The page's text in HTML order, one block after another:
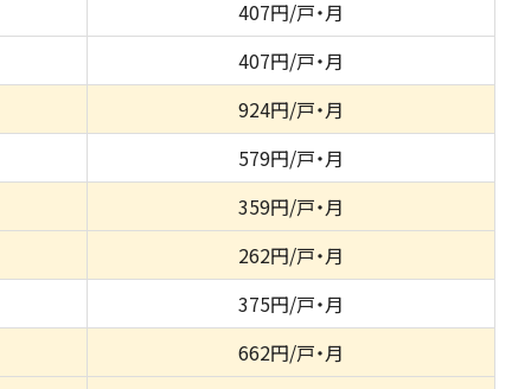
407円/戸・月
407円/戸・月
924円/戸・月
579円/戸・月
359円/戸・月
262円/戸・月
375円/戸・月
662円/戸・月